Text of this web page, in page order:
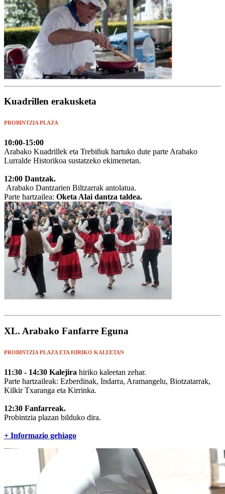
Kuadrillen erakusketa
PROBINTZIA PLAZA
10:00-15:00
Arabako Kuadrillek eta Trebiñuk hartuko dute parte Arabako
Lurralde Historikoa sustatzeko ekimenetan.
12:00 Dantzak.
Arabako Dantzarien Biltzarrak antolatua.
Parte hartzailea: Oketa Alai dantza taldea.
XL. Arabako Fanfarre Eguna
PROBINTZIA PLAZA ETA HIRIKO KALEETAN
11:30 - 14:30 Kalejira hiriko kaleetan zehar.
Parte hartzaileak: Ezberdinak, Indarra, Aramangelu, Biotzatarrak,
Kilkir Txaranga eta Kirrinka.
12:30 Fanfarreak.
Probintzia plazan bilduko dira.
+ Informazio gehiago